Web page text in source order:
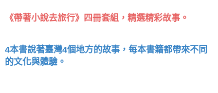
《帶著小說去旅行》四冊套組，精選精彩故事。
4本書說著臺灣4個地方的故事， 每本書籍都帶來不同
的文化與體驗。